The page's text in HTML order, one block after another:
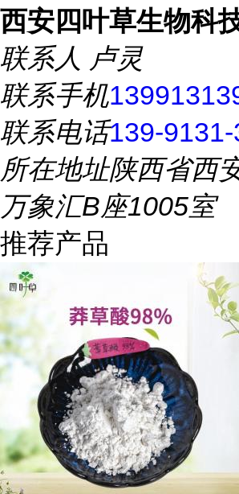
西安四叶草生物科
联系人 卢灵
联系手机
联系电话139-
所在地址陕西省西
万象汇B座1005室
推荐产品